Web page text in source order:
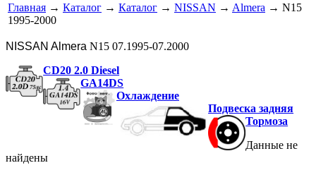
Главная → Каталог → Каталог → NISSAN → Almera → N15
1995-2000
NISSAN Almera N15 07.1995-07.2000
CD20 2.0 Diesel
GA14DS
Охлаждение
Подвеска задняя
Тормоза
Данные не
найдены